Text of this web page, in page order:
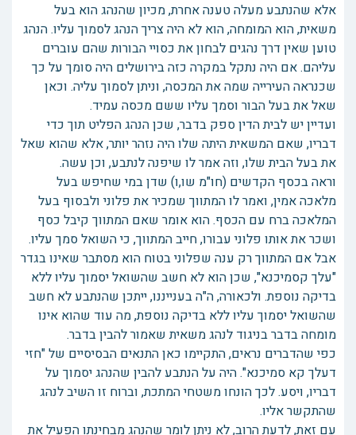
אלא שהנתבע מעלה טענה אחרת, מכיון שהנהג הוא בעל
משאית, הוא המומחה, הוא לא היה צריך הנהג לסמוך עליו. הנהג
טוען שאין דרך נהגים לבחון את כסויי הבורות שהם עוברים
עליהם. אם היה נתקל במקרה כזה בירושלים היה סומך על כך
שכנראה העירייה שמה את המכסה, וניתן לסמוך עליה. וכאן
שאל את בעל הבור וסמך עליו ששם מכסה עמיד.
ועדיין יש לבית הדין ספק בדבר, שכן הנהג הפליט תוך כדי
דבריו, שאם המשאית היתה שלו היה נזהר יותר, אלא שהוא שאל
את בעל הבית שלו, וזה אמר לו שיפנה לנתבע, וכן עשה.
וראה בכסף הקדשים (חו"מ שו,ו) שדן במי שחיפש בעל
מלאכה אמין, ואמר לו המתווך שמכיר את פלוני ולבסוף בעל
המלאכה ברח עם הכסף. הוא אומר שאם המתווך קיבל כסף
ושכר את אותו פלוני עבורו, חייב המתווך, כי השואל סמך עליו.
אבל אם המתווך רק ענה שפלוני בטוח הוא מסתבר שאינו בגדר
"עלך קסמיכנא", שכן הוא לא חשב שהשואל יסמוך עליו ללא
בדיקה נוספת. ולכאורה, ה"ה בענייננו, ייתכן שהנתבע לא חשב
שהשואל יסמוך עליו ללא בדיקה נוספת, מה עוד שהוא אינו
מומחה בדבר בניגוד לנהג משאית שאמור להבין בדבר.
כפי שהדברים נראים, התקיימו כאן התנאים הבסיסיים של "חזי
דעלך קא סמיכנא". היה על הנתבע להבין שהנהג יסמוך על
דבריו, ויסע. לכך הונחו משטחי המתכת, וברוח זו השיב לנהג
שהתקשר אליו.
עם זאת, לדעת הרוב, לא ניתן לומר שהנהג מבחינתו הפעיל את